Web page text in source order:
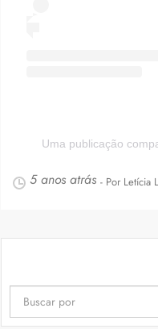
Uma publicação
5 anos atrás - Por Letícia